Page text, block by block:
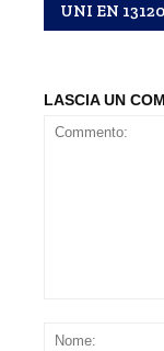
UNI EN
LASCIA UN